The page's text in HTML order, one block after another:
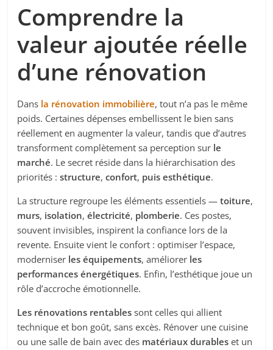
Comprendre la
valeur ajoutée réelle
d’une rénovation
Dans la rénovation immobilière, tout n’a pas le même
poids. Certaines dépenses embellissent le bien sans
réellement en augmenter la valeur, tandis que d’autres
transforment complètement sa perception sur le
marché. Le secret réside dans la hiérarchisation des
priorités :structure,confort, puis esthétique.
La structure regroupe les éléments essentiels —toiture,
murs, isolation,électricité, plomberie. Ces postes,
souvent invisibles, inspirent la confiance lors de la
revente. Ensuite vient le confort : optimiser l’espace,
moderniser les équipements, améliorer les
performances énergétiques. Enfin, l’esthétique joue un
rôle d’accroche émotionnelle.
Les rénovations rentables sont celles qui allient
technique et bon goût, sans excès. Rénover une cuisine
ou une salle de bain avec des matériaux durables et un